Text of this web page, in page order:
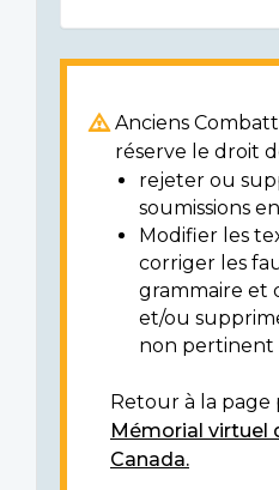
Anciens
réserve le droit
rejeter ou
soumissions
Modifier les
corriger les
grammaire et
et/ou
non pertinent
Retour à la page
Mémorial virtuel
Canada.